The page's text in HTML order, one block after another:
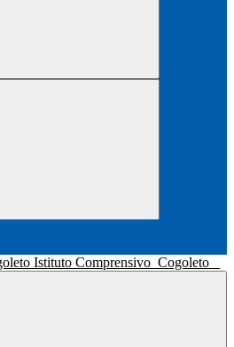
Istituto Comprensivo Cogoleto